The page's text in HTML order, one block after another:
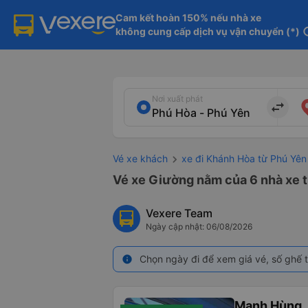
Cam kết hoàn 150% nếu nhà xe
không cung cấp dịch vụ vận chuyển (*)
Nơi xuất phát
import_export
Vé xe khách xe đi Khánh Hòa từ Phú Yên
Vé xe Giường nằm của 6 nhà xe
Vexere Team
Ngày cập nhật: 06/08/2026
info Chọn ngày đi để xem giá vé, số